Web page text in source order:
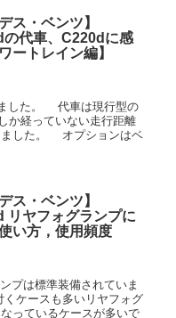
ス・ベンツ】
代車、C220dに感
ートレイン編】
した。 代車は現行型の
経っていない走行距離
ました。 オプションはベ
ス・ベンツ】
リヤフォグランプに
い方，使用頻度
プは標準装備されていま
ケースも多いリヤフォグ
っているケースが多いで